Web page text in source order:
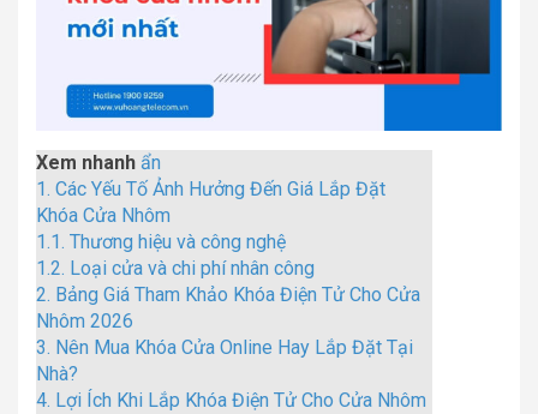
Xem nhanh ẩn
1. Các Yếu Tố Ảnh Hưởng Đến Giá Lắp Đặt
Khóa Cửa Nhôm
1.1. Thương hiệu và công nghệ
1.2. Loại cửa và chi phí nhân công
2. Bảng Giá Tham Khảo Khóa Điện Tử Cho Cửa
Nhôm 2026
3. Nên Mua Khóa Cửa Online Hay Lắp Đặt Tại
Nhà?
4. Lợi Ích Khi Lắp Khóa Điện Tử Cho Cửa Nhôm